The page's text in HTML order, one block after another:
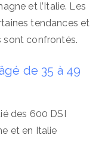
et l’Italie. Les
tendances et
sont confrontés.
de 35 à 49
des 600 DSI
et en Italie